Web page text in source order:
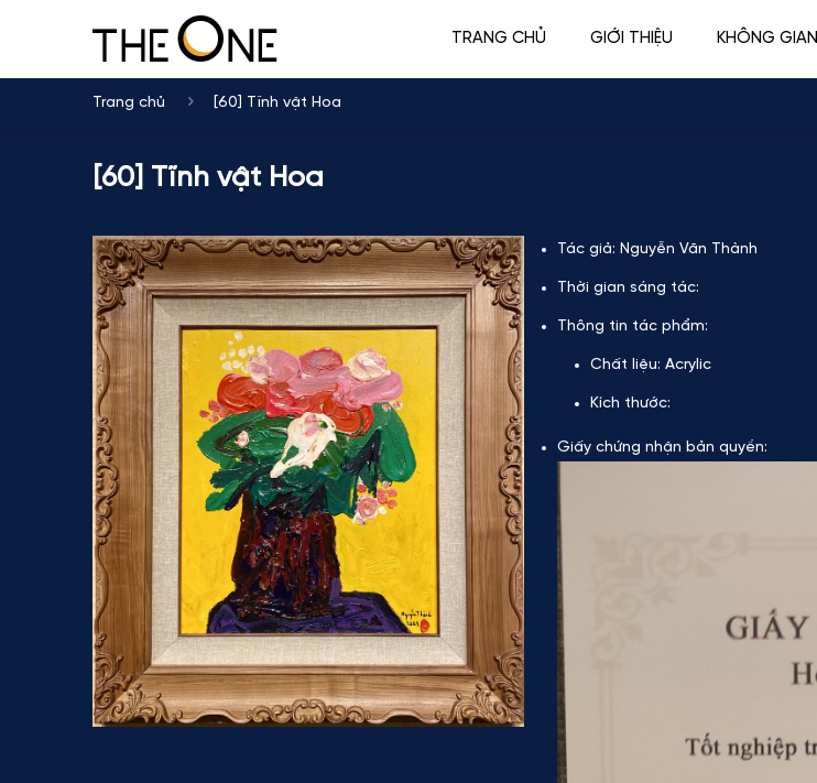
TRANG CHỦ GIỚI THIỆU KHÔNG GIAN
Trang chủ [60] Tĩnh vật Hoa
[60] Tĩnh vật Hoa
Tác giả: Nguyễn Văn Thành
Thời gian sáng tác:
Thông tin tác phẩm:
Chất liệu: Acrylic
Kích thước:
Giấy chứng nhận bản quyền: